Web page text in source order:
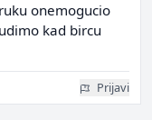
onemogucio
kad bircu
Prijavi